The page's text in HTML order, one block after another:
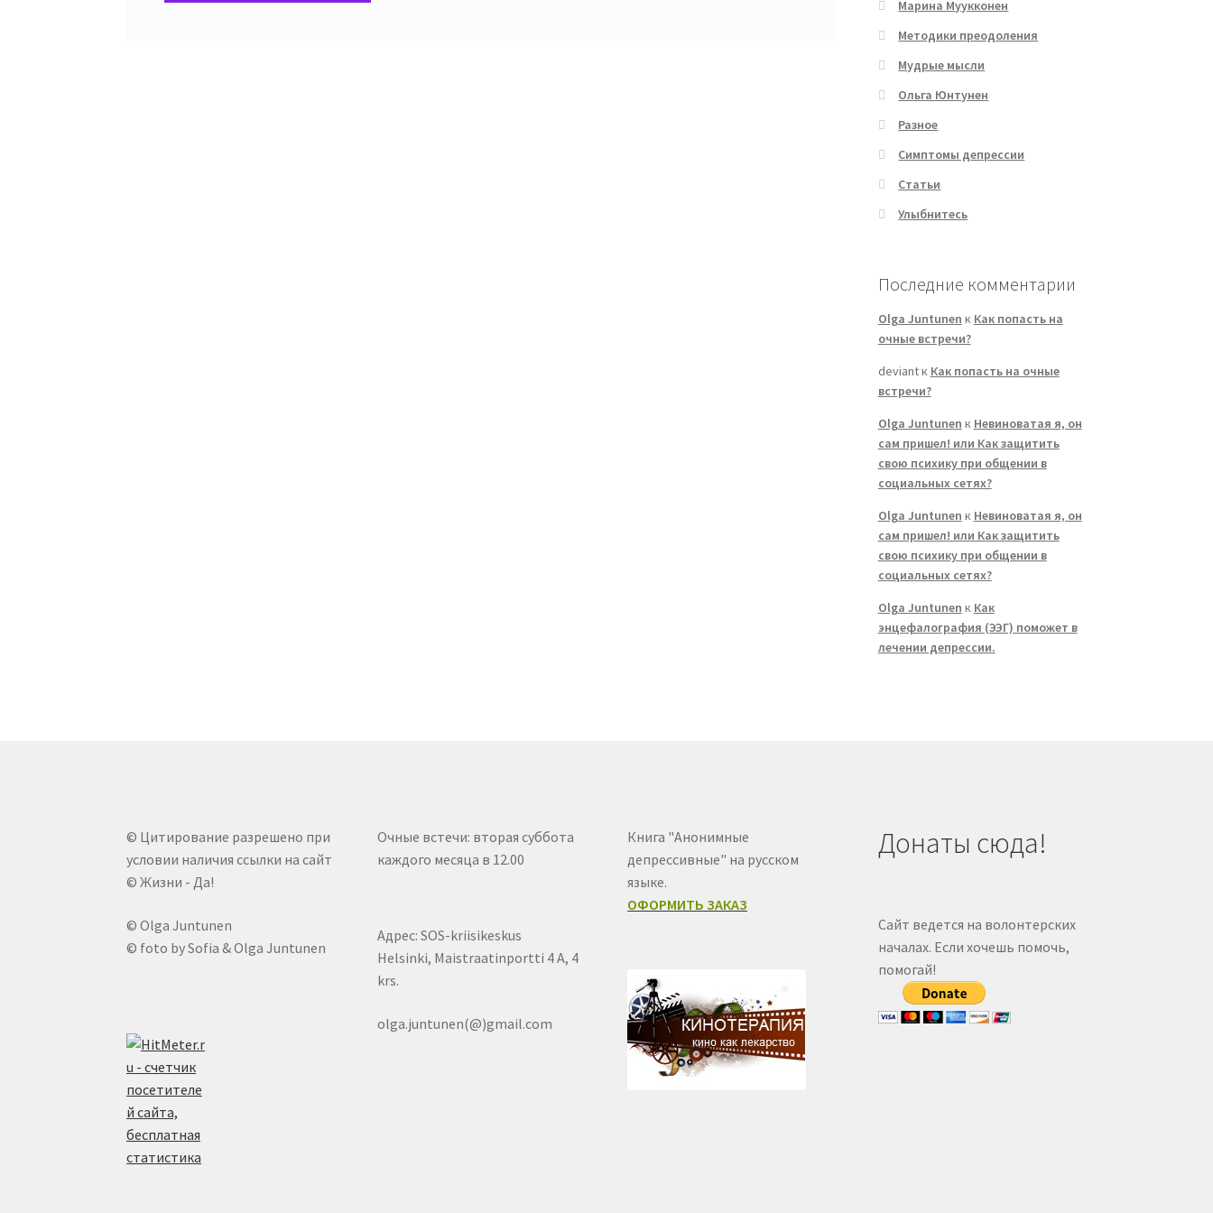
Марина Муукконен
Методики преодоления
Мудрые мысли
Ольга Юнтунен
Разное
Симптомы депрессии
Статьи
Улыбнитесь
Последние комментарии
Olga Juntunen к Как попасть на
очные встречи?
deviantк Как попасть на очные
встречи?
Olga Juntunen к Невиноватая я, он
сам пришел! или Как защитить
свою психику при общении в
социальных сетях?
Olga Juntunen к Невиноватая я, он
сам пришел! или Как защитить
свою психику при общении в
социальных сетях?
Olga Juntunen к Как
энцефалография (ЭЭГ) поможет в
лечении депрессии.
© Цитирование разрешено при
условии наличия ссылки на сайт
© Жизни - Да!
© Olga Juntunen
© foto by Sofia & Olga Juntunen
Очные встечи: вторая суббота
каждого месяца в 12.00
Адрес: SOS-kriisikeskus
Helsinki, Maistraatinportti 4 A, 4
krs.
olga.juntunen(@)gmail.com
Книга "Анонимные
депрессивные" на русском
языке.
ОФОРМИТЬ ЗАКАЗ
Донаты сюда!
Сайт ведется на волонтерских
началах. Если хочешь помочь,
помогай!